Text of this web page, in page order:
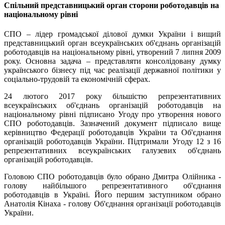
Спільний представницький орган сторони роботодавців на
національному рівні
СПО – лідер громадської ділової думки України і вищий
представницький орган всеукраїнських об'єднань організацій
роботодавців на національному рівні, утворений 7 липня 2009
року. Основна задача – представляти консолідовану думку
українського бізнесу під час реалізації державної політики у
соціально-трудовій та економічній сферах.
24 лютого 2017 року більшістю репрезентативних
всеукраїнських об'єднань організацій роботодавців на
національному рівні підписано Угоду про утворення нового
СПО роботодавців. Зазначений документ підписало вище
керівництво Федерації роботодавців України та Об'єднання
організацій роботодавців України. Підтримали Угоду 12 з 16
репрезентативних всеукраїнських галузевих об'єднань
організацій роботодавців.
Головою СПО роботодавців було обрано Дмитра Олійника -
голову найбільшого репрезентативного об'єднання
роботодавців в Україні. Його першим заступником обрано
Анатолія Кінаха - голову Об'єднання організації роботодавців
України.